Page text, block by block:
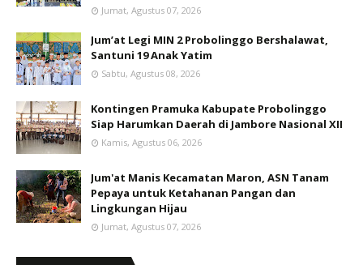
Jumat, Agustus 07, 2026
Jum’at Legi MIN 2 Probolinggo Bershalawat,
Santuni 19 Anak Yatim
Sabtu, Agustus 08, 2026
Kontingen Pramuka Kabupate Probolinggo
Siap Harumkan Daerah di Jambore Nasional XII
Kamis, Agustus 06, 2026
Jum'at Manis Kecamatan Maron, ASN Tanam
Pepaya untuk Ketahanan Pangan dan
Lingkungan Hijau
Jumat, Agustus 07, 2026